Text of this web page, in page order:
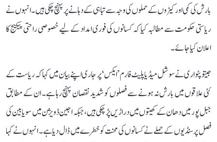
بارش کی کمی اور کیڑوں کے حملوں کی وجہ سے تباہی کے دہانے پر پہنچ چکی ہیں۔ انہوں نے
ریاستی حکومت سے مطالبہ کیا کہ کسانوں کی فوری امداد کے لیے خصوصی راحتی پیکیج کا
اعلان کیا جائے۔
جیتو پٹواری نے سوشل میڈیا پلیٹ فارم ’ایکس‘ پر جاری اپنے بیان میں کہا کہ ریاست کے
کئی علاقوں میں بارش نہ ہونے سے فصلوں کو شدید نقصان پہنچ رہا ہے۔ ان کے مطابق
جبل پور میں دھان کے کھیتوں میں دراڑیں پڑ چکی ہیں، جبکہ اجین ڈویژن میں سویابین کی
فصل پر سنڈیوں کے حملے نے کسانوں کی محنت کو خطرے میں ڈال دیا ہے۔ انہوں نے کہا